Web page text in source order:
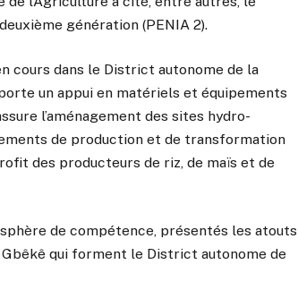
génération (PENIA 2).
cours dans le District autonome de la
un appui en matériels et équipements
l’aménagement des sites hydro-
de production et de transformation
des producteurs de riz, de maïs et de
de compétence, présentés les atouts
qui forment le District autonome de